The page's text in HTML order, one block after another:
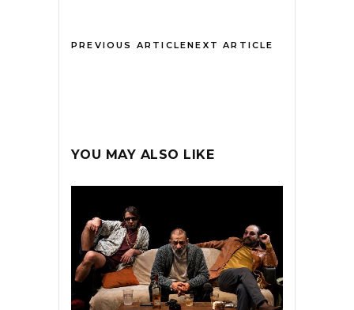
PREVIOUS ARTICLENEXT ARTICLE
YOU MAY ALSO LIKE